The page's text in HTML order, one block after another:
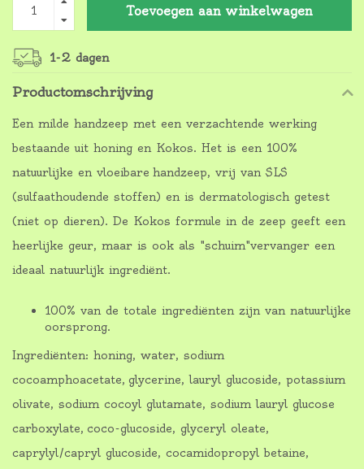
Toevoegen aan winkelwagen
1-2 dagen
Productomschrijving
Een milde handzeep met een verzachtende werking
bestaande uit honing en Kokos. Het is een 100%
natuurlijke en vloeibare handzeep, vrij van SLS
(sulfaathoudende stoffen) en is dermatologisch getest
(niet op dieren). De Kokos formule in de zeep geeft een
heerlijke geur, maar is ook als "schuim"vervanger een
ideaal natuurlijk ingrediënt.
100% van de totale ingrediënten zijn van natuurlijke
oorsprong.
Ingrediënten: honing, water, sodium
cocoamphoacetate, glycerine, lauryl glucoside, potassium
olivate, sodium cocoyl glutamate, sodium lauryl glucose
carboxylate, coco-glucoside, glyceryl oleate,
caprylyl/capryl glucoside, cocamidopropyl betaine,